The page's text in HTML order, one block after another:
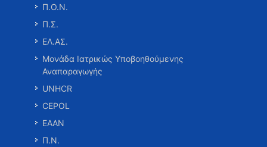
Π.Ο.Ν.
Π.Σ.
ΕΛ.ΑΣ.
Μονάδα Ιατρικώς Υποβοηθούμενης
Αναπαραγωγής
UNHCR
CEPOL
ΕΑΑΝ
Π.Ν.